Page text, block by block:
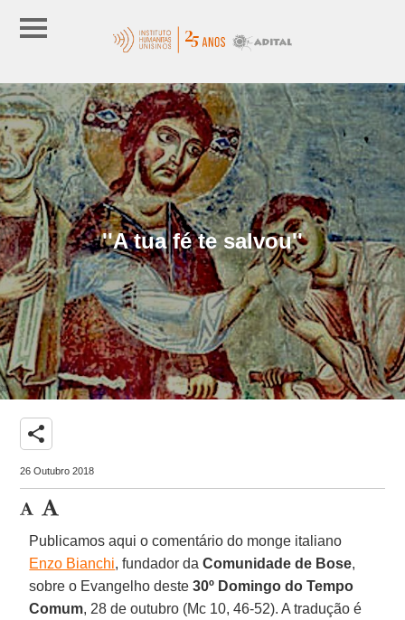
''A tua fé te salvou''
share
26 Outubro 2018
Publicamos aqui o comentário do monge italiano
Enzo Bianchi, fundador daComunidade de Bose,
sobre o Evangelho deste30º Domingo do Tempo
Comum, 28 de outubro (Mc 10, 46-52). A tradução é